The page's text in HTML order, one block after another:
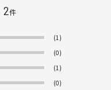
2件
(1)
(0)
(1)
(0)